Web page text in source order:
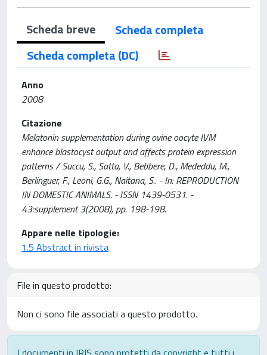
Scheda breve
Scheda completa
Scheda completa (DC)
Anno
2008
Citazione
Melatonin supplementation during ovine oocyte IVM
enhance blastocyst output and affects protein expression
patterns / Succu, S., Satta, V., Bebbere, D., Mededdu, M.,
Berlinguer, F., Leoni, G.G., Naitana, S.. - In: REPRODUCTION
IN DOMESTIC ANIMALS. - ISSN 1439-0531. -
43:supplement 3(2008), pp. 198-198.
Appare nelle tipologie:
1.5 Abstract in rivista
File in questo prodotto:
Non ci sono file associati a questo prodotto.